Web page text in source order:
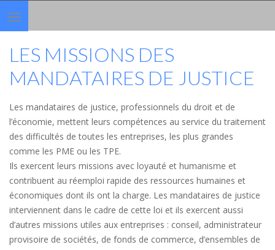
Toggle
navigation
LES MISSIONS DES
MANDATAIRES DE JUSTICE
Les mandataires de justice, professionnels du droit et de
l’économie, mettent leurs compétences au service du traitement
des difficultés de toutes les entreprises, les plus grandes
comme les PME ou les TPE.
Ils exercent leurs missions avec loyauté et humanisme et
contribuent au réemploi rapide des ressources humaines et
économiques dont ils ont la charge. Les mandataires de justice
interviennent dans le cadre de cette loi et ils exercent aussi
d’autres missions utiles aux entreprises : conseil, administrateur
provisoire de sociétés, de fonds de commerce, d’ensembles de